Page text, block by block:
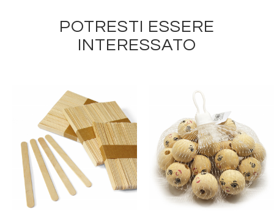
POTRESTI ESSERE
INTERESSATO